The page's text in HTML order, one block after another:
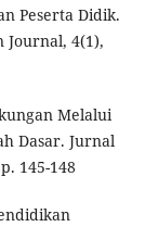
Peserta Didik.
Journal, 4(1),
Melalui
Dasar. Jurnal
145-148